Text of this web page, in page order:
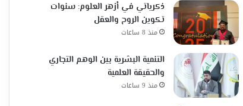
ذكرياتي في أزهر العلوم: سنوات
تكوين الروح والعقل
منذ 8 ساعات
التنمية البشرية بين الوهم التجاري
والحقيقة العلمية
منذ 9 ساعات